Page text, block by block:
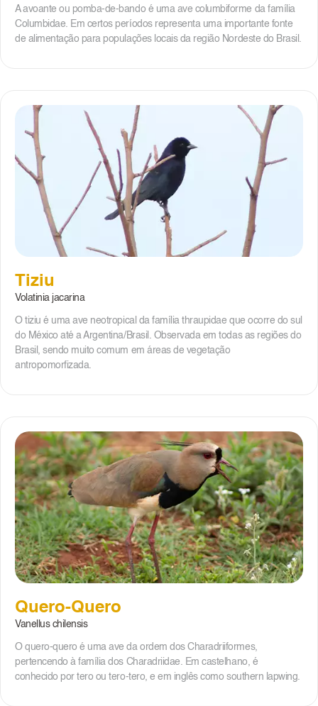
A avoante ou pomba-de-bando é uma ave columbiforme da família
Columbidae. Em certos períodos representa uma importante fonte
de alimentação para populações locais da região Nordeste do Brasil.
Tiziu
Volatinia jacarina
O tiziu é uma ave neotropical da família thraupidae que ocorre do sul
do México até a Argentina/Brasil. Observada em todas as regiões do
Brasil, sendo muito comum em áreas de vegetação
antropomorfizada.
Quero-Quero
Vanellus chilensis
O quero-quero é uma ave da ordem dos Charadriiformes,
pertencendo à família dos Charadriidae. Em castelhano, é
conhecido por tero ou tero-tero, e em inglês como southern lapwing.